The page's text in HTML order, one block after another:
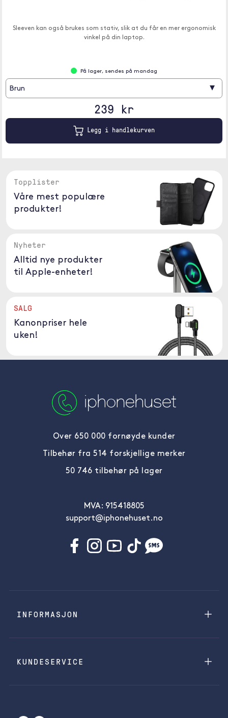
Sleeven kan også brukes som stativ, slik at du får en mer ergonomisk
vinkel på din laptop.
På lager, sendes på mandag
Brun ▾
239 kr
Legg i handlekurven
Topplister
Våre mest populære
produkter!
Nyheter
Alltid nye produkter
til Apple-enheter!
SALG
Kanonpriser hele
uken!
Over 650 000 fornøyde kunder
Tilbehør fra 514 forskjellige merker
50 746 tilbehør på lager
MVA: 915418805
support@iphonehuset.no
INFORMASJON
KUNDESERVICE